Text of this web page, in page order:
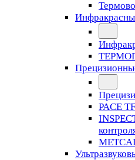
PACE